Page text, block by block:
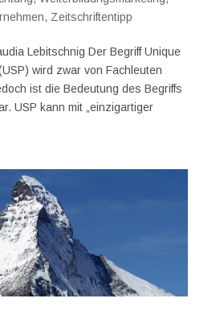
, Zeitschriftentipp
Lebitschnig Der Begriff Unique
wird zwar von Fachleuten
ist die Bedeutung des Begriffs
USP kann mit „einzigartiger